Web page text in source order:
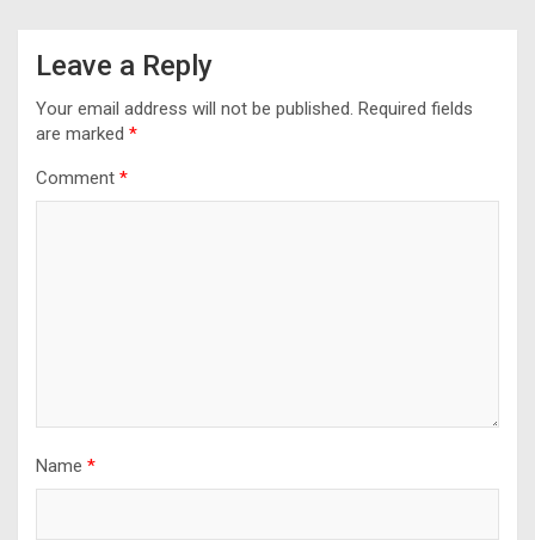
Leave a Reply
Your email address will not be published. Required fields
are marked *
Comment *
Name *